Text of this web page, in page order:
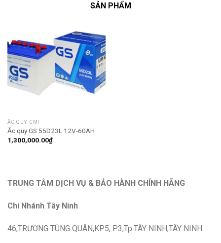
SẢN PHẨM
ẮC QUY CMF
Ắc quy GS 55D23L 12V-60AH
1,300,000.00₫
TRUNG TÂM DỊCH VỤ & BẢO HÀNH CHÍNH HÃNG
Chi Nhánh Tây Ninh
46,TRƯƠNG TÙNG QUÂN,KP5, P.3,Tp.TÂY NINH,TÂY NINH.